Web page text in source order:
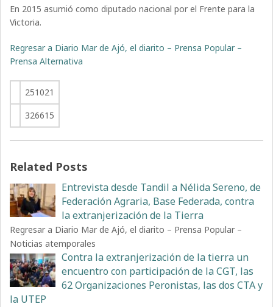
En 2015 asumió como diputado nacional por el Frente para la
Victoria.
Regresar a Diario Mar de Ajó, el diarito – Prensa Popular –
Prensa Alternativa
251021
326615
Related Posts
Entrevista desde Tandil a Nélida Sereno, de
Federación Agraria, Base Federada, contra
la extranjerización de la Tierra
Regresar a Diario Mar de Ajó, el diarito – Prensa Popular –
Noticias atemporales
Contra la extranjerización de la tierra un
encuentro con participación de la CGT, las
62 Organizaciones Peronistas, las dos CTA y
la UTEP